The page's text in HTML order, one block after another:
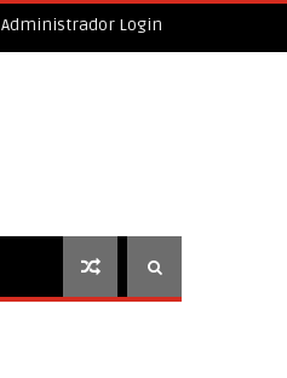
Administrador Login